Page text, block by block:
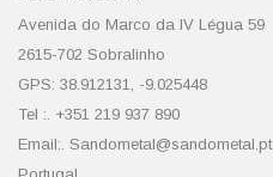
Avenida do Marco da IV Légua 59
2615-702 Sobralinho
GPS: 38.912131, -9.025448
Tel :. +351 219 937 890
Email:. Sandometal@sandometal.pt